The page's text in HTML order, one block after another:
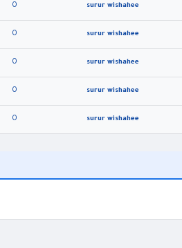
surur wishahee
0
surur wishahee
0
surur wishahee
0
surur wishahee
0
surur wishahee
0